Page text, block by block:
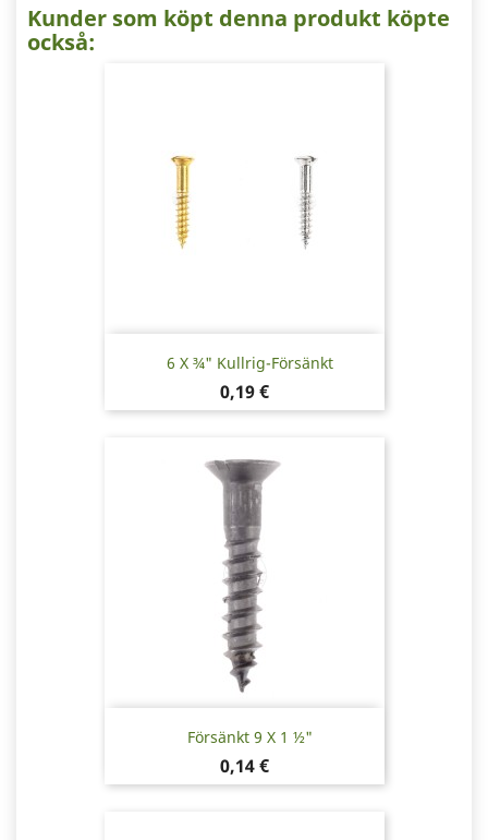
Kunder som köpt denna produkt köpte
också:
6 X ¾" Kullrig-Försänkt
Pris
0,19 €
Försänkt 9 X 1 ½"
Pris
0,14 €